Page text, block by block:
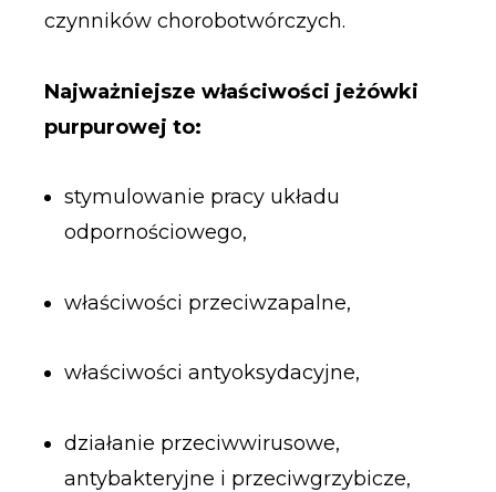
czynników chorobotwórczych.
Najważniejsze właściwości jeżówki
purpurowej to:
stymulowanie pracy układu
odpornościowego,
właściwości przeciwzapalne,
właściwości antyoksydacyjne,
działanie przeciwwirusowe,
antybakteryjne i przeciwgrzybicze,